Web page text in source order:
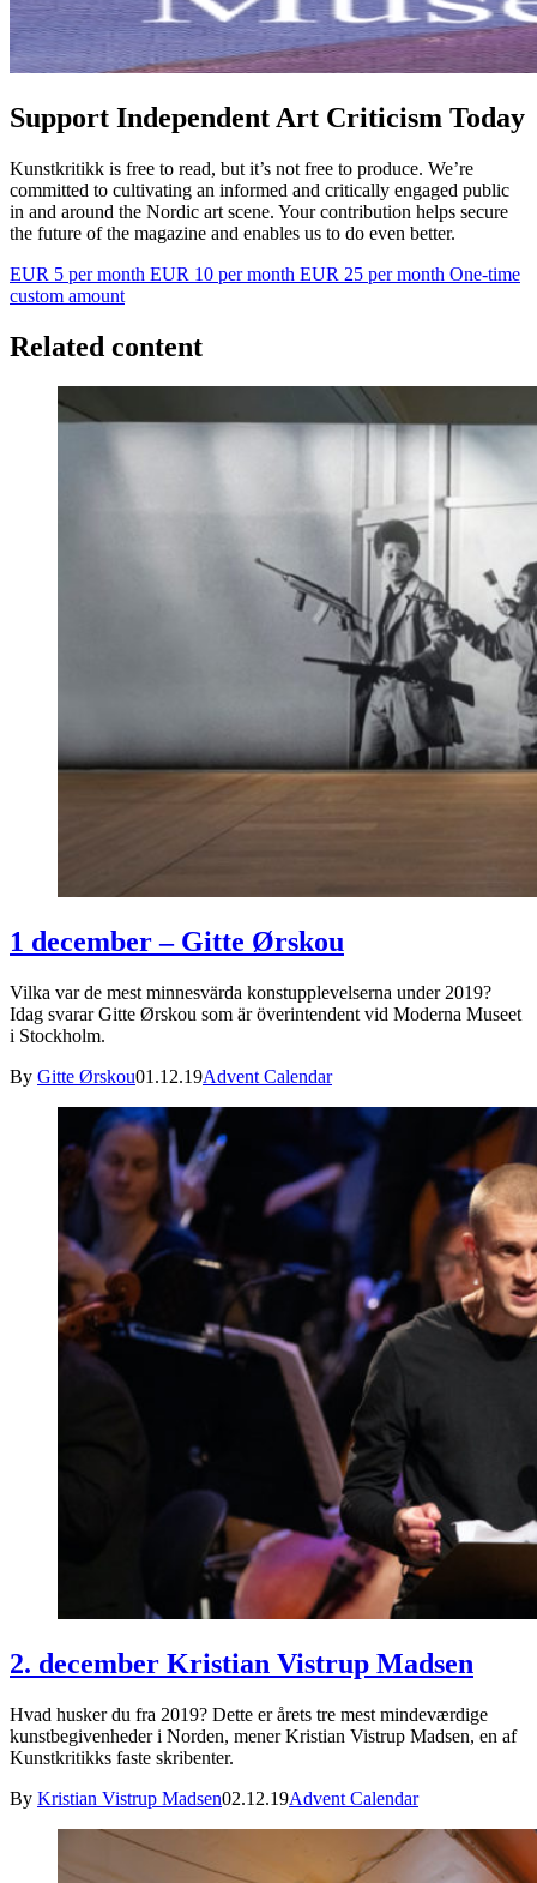
Support Independent Art Criticism Today
Kunstkritikk is free to read, but it’s not free to produce. We’re
committed to cultivating an informed and critically engaged public
in and around the Nordic art scene. Your contribution helps secure
the future of the magazine and enables us to do even better.
EUR 5 per month EUR 10 per month EUR 25 per month One-time
custom amount
Related content
1 december – Gitte Ørskou
Vilka var de mest minnesvärda konstupplevelserna under 2019?
Idag svarar Gitte Ørskou som är överintendent vid Moderna Museet
i Stockholm.
By Gitte Ørskou01.12.19Advent Calendar
2. december Kristian Vistrup Madsen
Hvad husker du fra 2019? Dette er årets tre mest mindeværdige
kunstbegivenheder i Norden, mener Kristian Vistrup Madsen, en af
Kunstkritikks faste skribenter.
By Kristian Vistrup Madsen02.12.19Advent Calendar